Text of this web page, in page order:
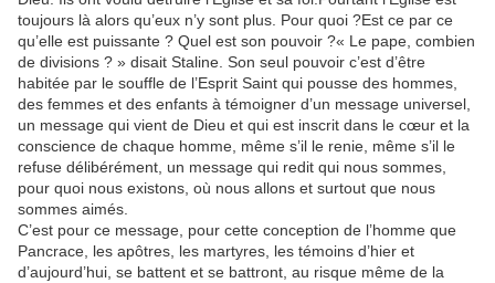
toujours là alors qu’eux n’y sont plus. Pour quoi ?Est ce par ce
qu’elle est puissante ? Quel est son pouvoir ?« Le pape, combien
de divisions ? » disait Staline. Son seul pouvoir c’est d’être
habitée par le souffle de l’Esprit Saint qui pousse des hommes,
des femmes et des enfants à témoigner d’un message universel,
un message qui vient de Dieu et qui est inscrit dans le cœur et la
conscience de chaque homme, même s’il le renie, même s’il le
refuse délibérément, un message qui redit qui nous sommes,
pour quoi nous existons, où nous allons et surtout que nous
sommes aimés.
C’est pour ce message, pour cette conception de l’homme que
Pancrace, les apôtres, les martyres, les témoins d’hier et
d’aujourd’hui, se battent et se battront, au risque même de la